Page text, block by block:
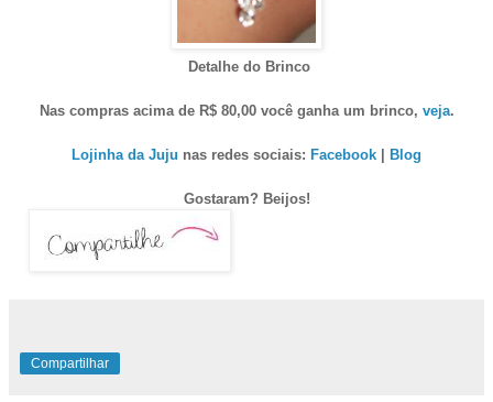
Detalhe do Brinco
Nas compras acima de R$ 80,00 você ganha um brinco, veja.
Lojinha da Juju nas redes sociais: Facebook Blog
Gostaram? Beijos!
Compartilhar